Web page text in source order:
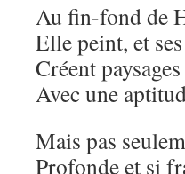
Au fin-fond de
Elle peint, et
Créent
Avec une
Mais pas
Profonde et si